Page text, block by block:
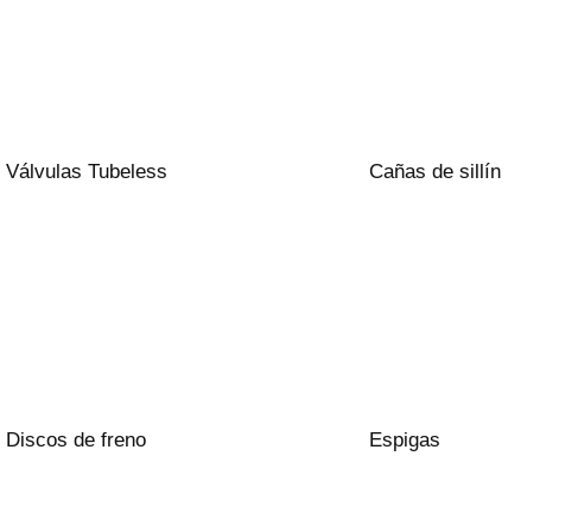
Válvulas Tubeless Cañas de sillín
Discos de freno Espigas